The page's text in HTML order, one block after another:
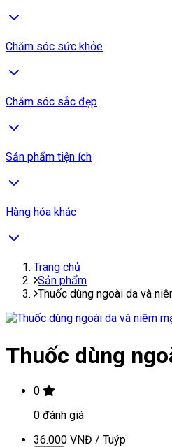
Chăm sóc sức khỏe
Chăm sóc sắc đẹp
Sản phẩm tiện ích
Hàng hóa khác
Trang chủ
Sản phẩm
Thuốc dùng ngoài da và
Thuốc dùng
0
0 đánh giá
36.000 VNĐ / Tuýp